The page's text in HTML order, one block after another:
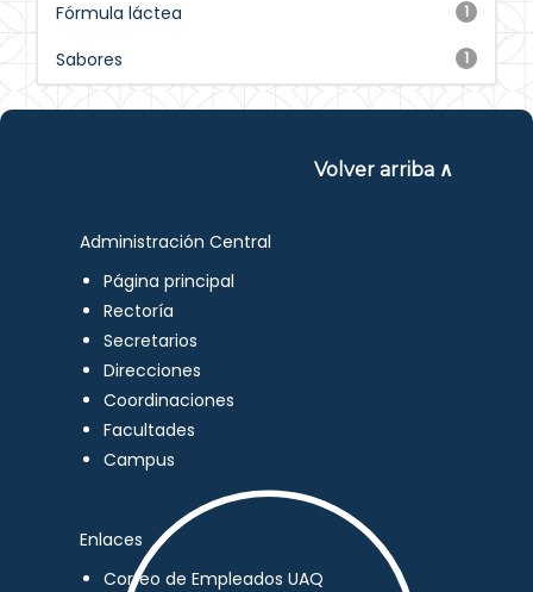
1
Fórmula láctea
1
Sabores
Volver arriba ∧
Administración Central
Página principal
Rectoría
Secretarios
Direcciones
Coordinaciones
Facultades
Campus
Enlaces
Correo de Empleados UAQ